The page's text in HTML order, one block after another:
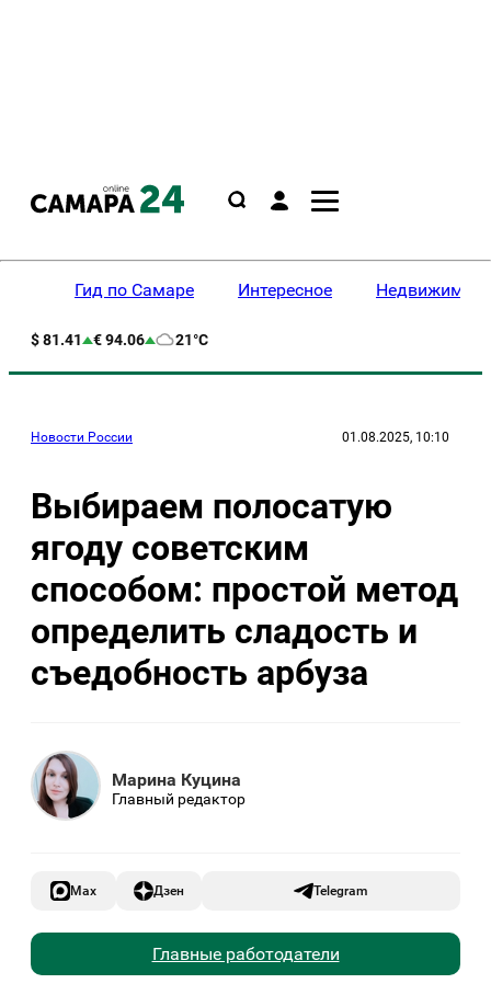
Гид по Самаре Интересное
$ 81.41 € 94.06 21°C
Новости России 01.08.2025, 10:10
Выбираем полосатую
ягоду советским
способом: простой метод
определить сладость и
съедобность арбуза
Марина Куцина
Главный редактор
Max Дзен Telegram
Главные работодатели